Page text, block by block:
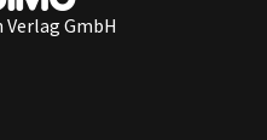
Verlag GmbH